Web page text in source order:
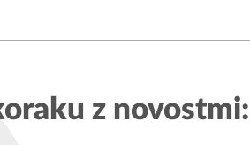
z novostmi: